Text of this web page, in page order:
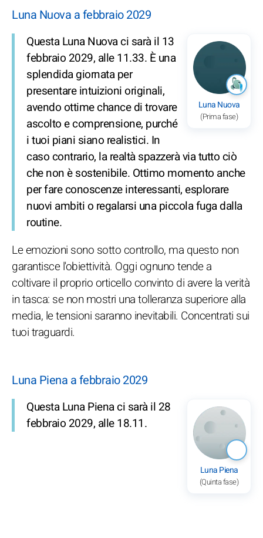
Luna Nuova a febbraio 2029
Luna Nuova
(Prima fase)
Questa Luna Nuova ci sarà il 13
febbraio 2029, alle 11.33. È una
splendida giornata per
presentare intuizioni originali,
avendo ottime chance di trovare
ascolto e comprensione, purché
i tuoi piani siano realistici. In
caso contrario, la realtà spazzerà via tutto ciò
che non è sostenibile. Ottimo momento anche
per fare conoscenze interessanti, esplorare
nuovi ambiti o regalarsi una piccola fuga dalla
routine.
Le emozioni sono sotto controllo, ma questo non
garantisce l'obiettività. Oggi ognuno tende a
coltivare il proprio orticello convinto di avere la verità
in tasca: se non mostri una tolleranza superiore alla
media, le tensioni saranno inevitabili. Concentrati sui
tuoi traguardi.
Luna Piena a febbraio 2029
Luna Piena
(Quinta fase)
Questa Luna Piena ci sarà il 28
febbraio 2029, alle 18.11.